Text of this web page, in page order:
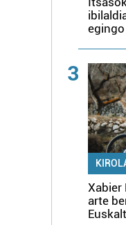
3
Xabier
arte